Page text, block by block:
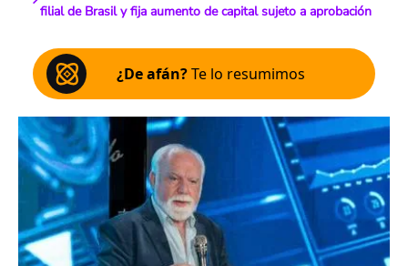
filial de Brasil y fija aumento de capital sujeto a aprobación
¿De afán?Te lo resumimos